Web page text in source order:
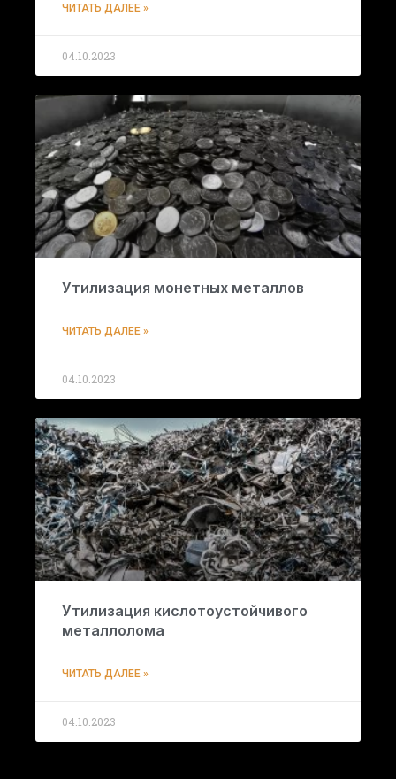
ЧИТАТЬ ДАЛЕЕ »
04.10.2023
Утилизация монетных металлов
ЧИТАТЬ ДАЛЕЕ »
04.10.2023
Утилизация кислотоустойчивого
металлолома
ЧИТАТЬ ДАЛЕЕ »
04.10.2023